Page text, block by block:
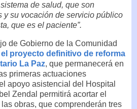
de salud, que son
y su vocación de servicio público
que es el paciente”.
de Gobierno de la Comunidad
el proyecto definitivo de reforma
La Paz, que permanecerá en
primeras actuaciones
apoyo asistencial del Hospital
Zendal permitirá acortar el
obras, que comprenderán tres